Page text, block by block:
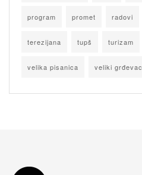
program promet radovi
terezijana tupš turizam
velika pisanica veliki grđevac